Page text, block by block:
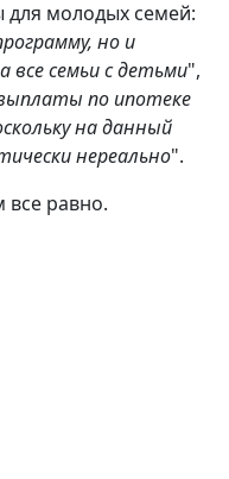
молодых семей:
но и
все семьи с детьми",
по ипотеке
на данный
нереально".
все равно.